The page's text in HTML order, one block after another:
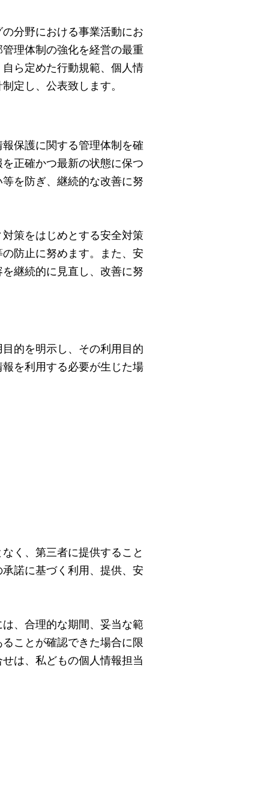
分野における事業活動にお
理体制の強化を経営の最重
ら定めた行動規範、個人情
定し、公表致します。
保護に関する管理体制を確
正確かつ最新の状態に保つ
を防ぎ、継続的な改善に努
策をはじめとする安全対策
防止に努めます。また、安
継続的に見直し、改善に努
的を明示し、その利用目的
を利用する必要が生じた場
く、第三者に提供すること
諾に基づく利用、提供、安
、合理的な期間、妥当な範
ことが確認できた場合に限
は、私どもの個人情報担当